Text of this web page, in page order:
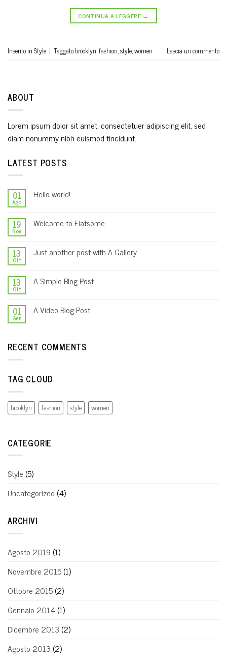
CONTINUA A LEGGERE →
Inserito inStyle | Taggatobrooklyn,fashion,style,women Lascia un commento
ABOUT
Lorem ipsum dolor sit amet, consectetuer adipiscing elit, sed
diam nonummy nibh euismod tincidunt.
LATEST POSTS
01
Ago
Hello world!
19
Nov
Welcome to Flatsome
13
Ott
Just another post with A Gallery
13
Ott
A Simple Blog Post
01
Gen
A Video Blog Post
RECENT COMMENTS
TAG CLOUD
brooklyn fashion style women
CATEGORIE
Style (5)
Uncategorized (4)
ARCHIVI
Agosto 2019 (1)
Novembre 2015(1)
Ottobre 2015(2)
Gennaio 2014(1)
Dicembre 2013 (2)
Agosto 2013 (2)